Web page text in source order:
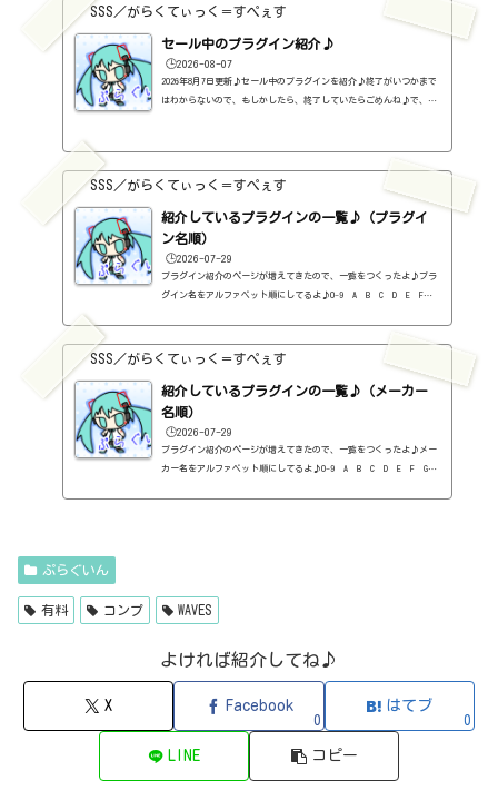
SSS／がらくてぃっく＝すぺぇす
セール中のプラグイン紹介♪
🕒️2026-08-07
2026年8月7日更新♪セール中のプラグインを紹介♪終了がいつかまで
はわからないので、もしかしたら、終了していたらごめんね♪で、相
OST（UJAM）定価：59ドル → 19ドル（本家さま）FINISHER DYNAMO（U
JAM）定価：59ドル → 9ドル（本家さま）FINISHER FLUXX（UJAM）定
価：59...
SSS／がらくてぃっく＝すぺぇす
紹介しているプラグインの一覧♪（プラグイ
ン名順）
🕒️2026-07-29
プラグイン紹介のページが増えてきたので、一覧をつくったよ♪プラ
グイン名をアルファベット順にしてるよ♪0-9 A B C D E F G
料）2B DELAYED CLASSIC（2B Played Music・ディレイ・有料）2B RE
VERBED（2B Played Music・リバーブ・有料）2B Shaped Filter（2
B Played Music・フィルタープラグイン・有料）3-Band EQ（Kilohe
arts・EQ・無料）40'S VERY OWN DRUMS（NATIVE INSTRUMENTS・ドラ
ム...
SSS／がらくてぃっく＝すぺぇす
紹介しているプラグインの一覧♪（メーカー
名順）
🕒️2026-07-29
プラグイン紹介のページが増えてきたので、一覧をつくったよ♪メー
カー名をアルファベット順にしてるよ♪0-9 A B C D E F G
ぷらぐいん
有料 コンプ WAVES
よければ紹介してね♪
X Facebook
0
はてブ
0
LINE コピー